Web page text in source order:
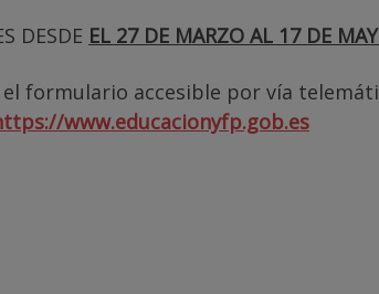
DESDE EL 27 DE MARZO AL 17 DE
formulario accesible por vía
www.educacionyfp.gob.es